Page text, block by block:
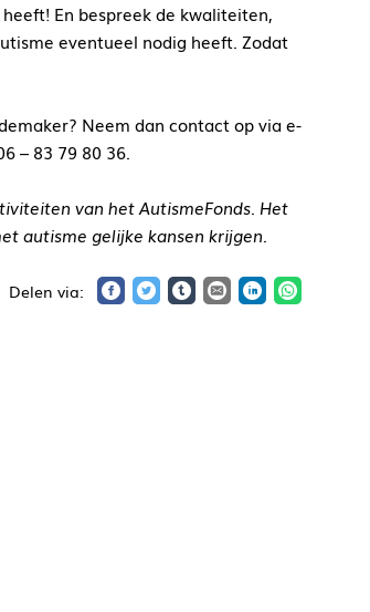
En bespreek de kwaliteiten,
eventueel nodig heeft. Zodat
Neem dan contact op via e-
– 83 79 80 36.
van het AutismeFonds. Het
autisme gelijke kansen krijgen.